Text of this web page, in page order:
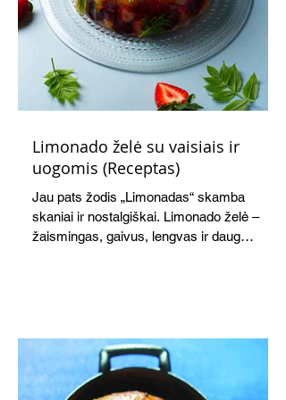
Limonado želė su vaisiais ir
uogomis (Receptas)
Jau pats žodis „Limonadas“ skamba
skaniai ir nostalgiškai. Limonado želė –
žaismingas, gaivus, lengvas ir daug